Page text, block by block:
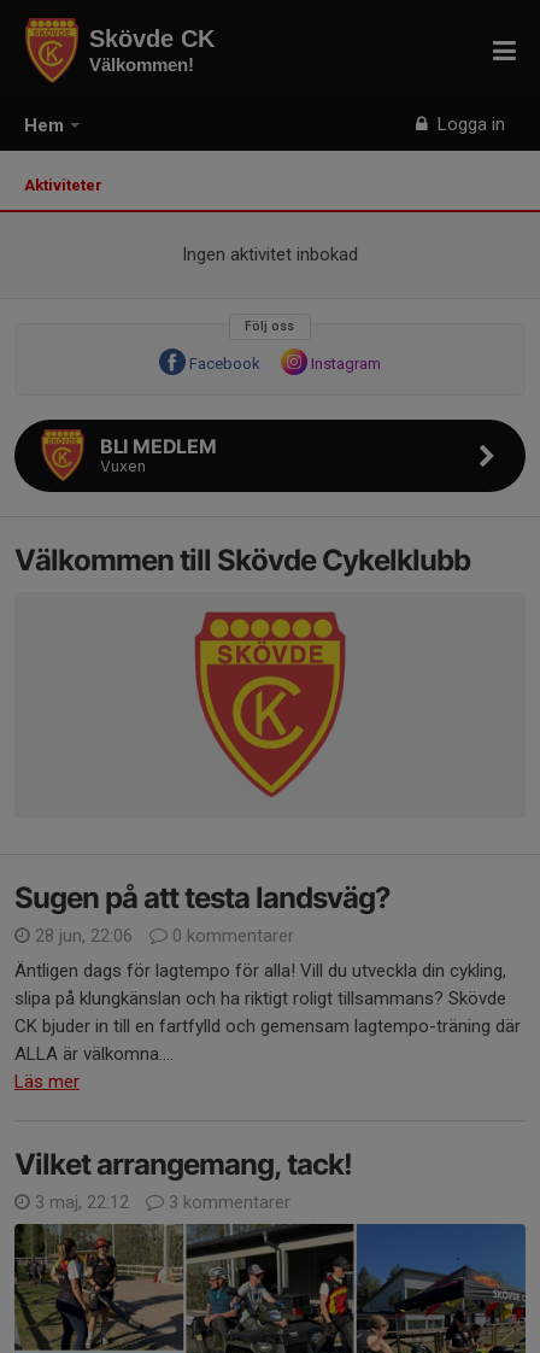
Hem Logga in
Skövde CK
Välkommen!
Aktiviteter
Ingen aktivitet inbokad
Följ oss
Facebook Instagram
BLI MEDLEM
Vuxen
Välkommen till Skövde Cykelklubb
Sugen på att testa landsväg?
28 jun, 22:06
0 kommentarer
Äntligen dags för lagtempo för alla! Vill du utveckla din cykling,
slipa på klungkänslan och ha riktigt roligt tillsammans? Skövde
CK bjuder in till en fartfylld och gemensam lagtempo-träning där
ALLA är välkomna....
Läs mer
Vilket arrangemang, tack!
3 maj, 22:12 3 kommentarer